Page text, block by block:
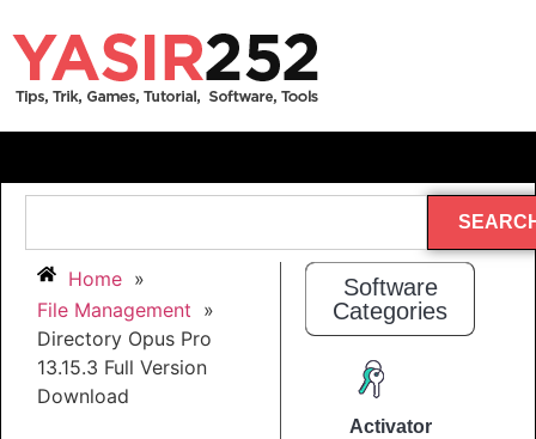
Home »
File Management »
Directory Opus Pro
13.15.3 Full Version
Download
Software
Categories
Activator